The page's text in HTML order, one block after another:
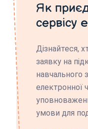
Як
сервісу
Дізнайтеся,
заявку на
навчального
електронної
умови для